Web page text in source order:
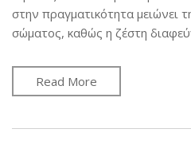
στην πραγματικότητα μειώνει
σώματος, καθώς η ζέστη
Read More